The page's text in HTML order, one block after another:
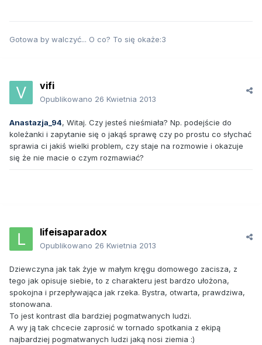
Gotowa by walczyć... O co? To się okaże:3
vifi
Opublikowano 26 Kwietnia 2013
Anastazja_94, Witaj. Czy jesteś nieśmiała? Np. podejście do
koleżanki i zapytanie się o jakąś sprawę czy po prostu co słychać
sprawia ci jakiś wielki problem, czy staje na rozmowie i okazuje
się że nie macie o czym rozmawiać?
lifeisaparadox
Opublikowano 26 Kwietnia 2013
Dziewczyna jak tak żyje w małym kręgu domowego zacisza, z
tego jak opisuje siebie, to z charakteru jest bardzo ułożona,
spokojna i przepływająca jak rzeka. Bystra, otwarta, prawdziwa,
stonowana.
To jest kontrast dla bardziej pogmatwanych ludzi.
A wy ją tak chcecie zaprosić w tornado spotkania z ekipą
najbardziej pogmatwanych ludzi jaką nosi ziemia :)